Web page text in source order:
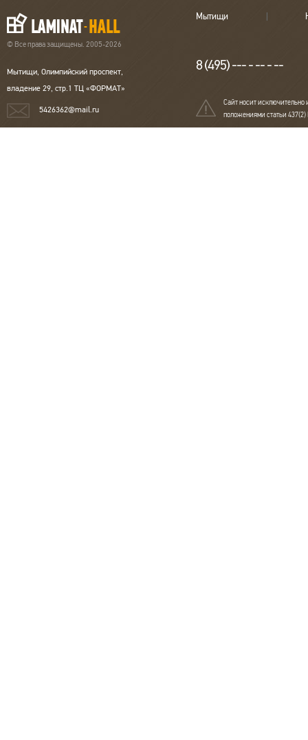
© Все права защищены. 2005-2026
Мытищи, Олимпийский проспект,
владение 29, стр.1 ТЦ «ФОРМАТ»
5426362@mail.ru
Мытищи
8 (495) --- - -- - --
Сайт носит исключительно
положениями статьи